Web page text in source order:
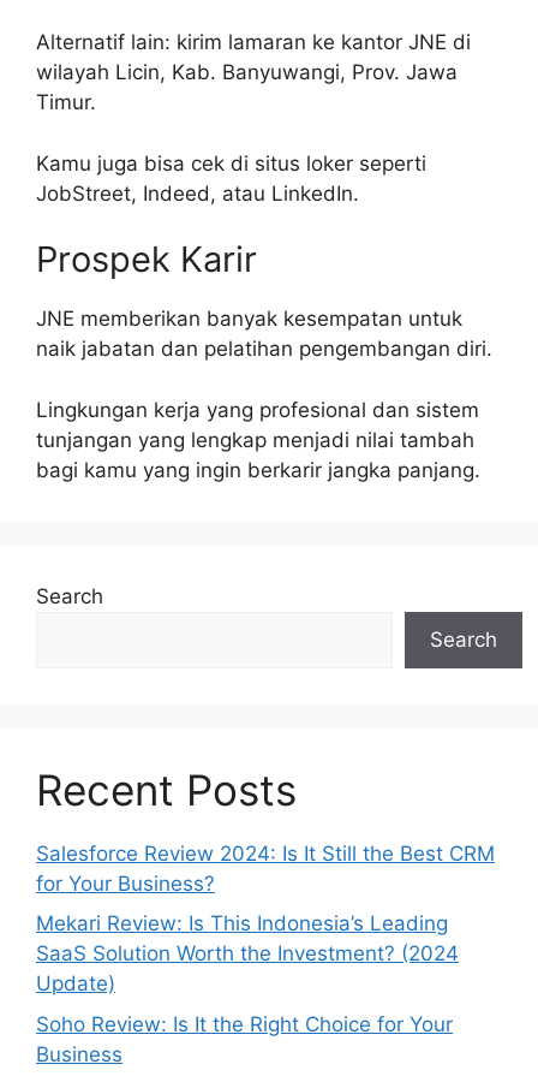
Alternatif lain: kirim lamaran ke kantor JNE di
wilayah Licin, Kab. Banyuwangi, Prov. Jawa
Timur.
Kamu juga bisa cek di situs loker seperti
JobStreet, Indeed, atau LinkedIn.
Prospek Karir
JNE memberikan banyak kesempatan untuk
naik jabatan dan pelatihan pengembangan diri.
Lingkungan kerja yang profesional dan sistem
tunjangan yang lengkap menjadi nilai tambah
bagi kamu yang ingin berkarir jangka panjang.
Search
Search
Recent Posts
Salesforce Review 2024: Is It Still the Best CRM
for Your Business?
Mekari Review: Is This Indonesia’s Leading
SaaS Solution Worth the Investment? (2024
Update)
Soho Review: Is It the Right Choice for Your
Business